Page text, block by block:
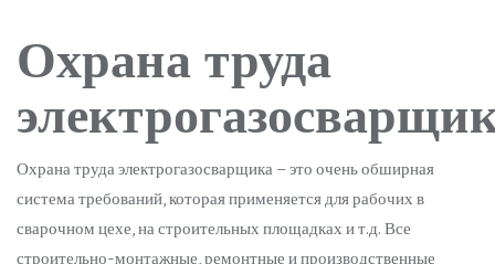
Охрана труда
Охрана труда электрогазосварщика – это очень обширная
система требований, которая применяется для рабочих в
сварочном цехе, на строительных площадках и т.д. Все
строительно-монтажные, ремонтные и производственные